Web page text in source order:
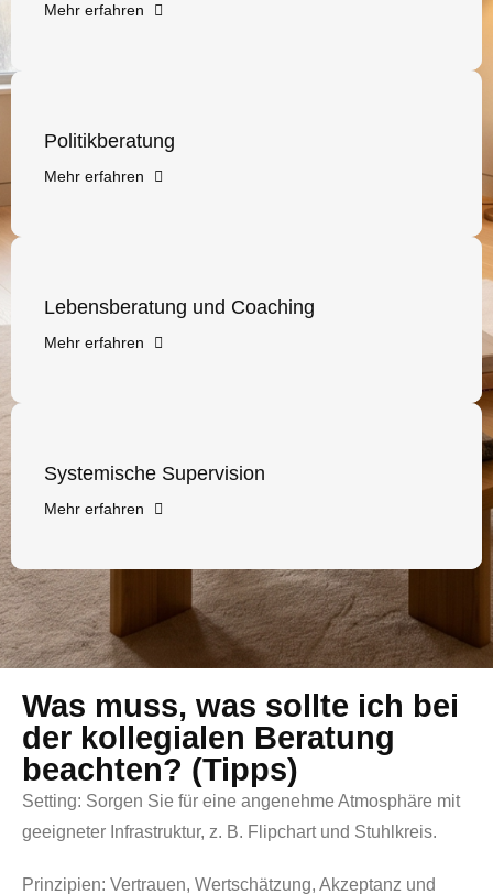
Mehr erfahren
Politikberatung
Mehr erfahren
Lebensberatung und Coaching
Mehr erfahren
Systemische Supervision
Mehr erfahren
Was muss, was sollte ich bei
der kollegialen Beratung
beachten? (Tipps)
Setting: Sorgen Sie für eine angenehme Atmosphäre mit
geeigneter Infrastruktur, z. B. Flipchart und Stuhlkreis.
Prinzipien: Vertrauen, Wertschätzung, Akzeptanz und